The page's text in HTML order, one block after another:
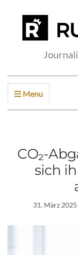
Menu
CO₂-
sich
31. März 2025